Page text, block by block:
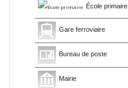
École primaire
Gare ferroviaire
Bureau de poste
Mairie